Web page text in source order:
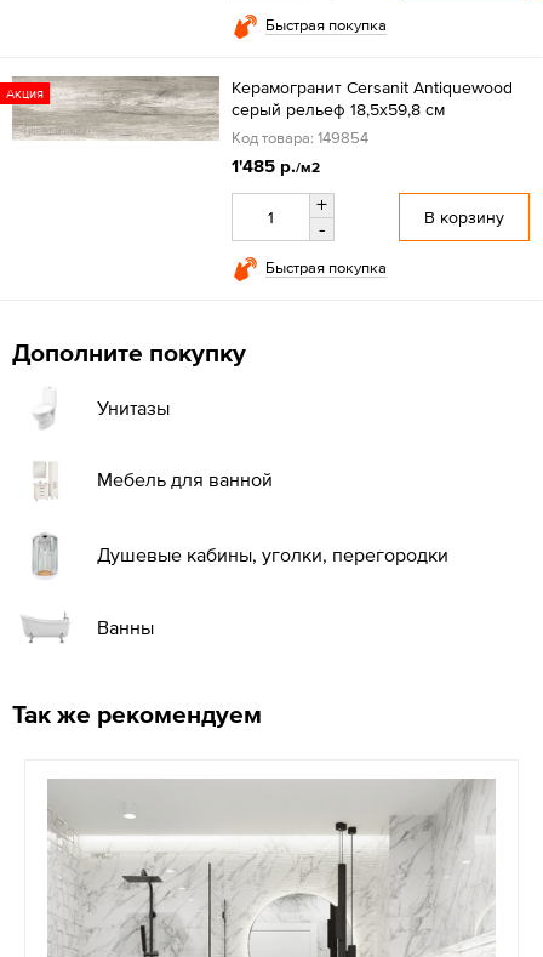
Быстрая покупка
Акция
Керамогранит Cersanit Antiquewood
серый рельеф 18,5х59,8 см
Код товара: 149854
1'485 р./м2
+
-
В корзину
Быстрая покупка
Дополните покупку
Унитазы
Мебель для ванной
Душевые кабины, уголки, перегородки
Ванны
Так же рекомендуем